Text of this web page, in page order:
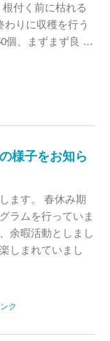
付く前に枯れる
りに収穫を行う
個、まずまず良 …
様子をお知ら
ます。 春休み期
ラムを行っていま
余暇活動としまし
しまれていまし
ク